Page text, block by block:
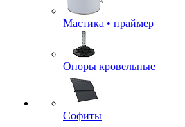
Мастика • праймер
Опоры кровельные
Софиты